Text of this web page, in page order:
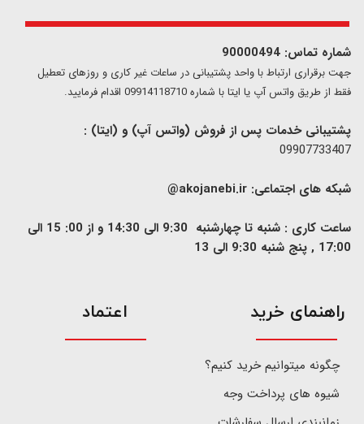
شماره تماس: 90000494
​​جهت برقراری ارتباط با واحد پشتیبانی در ساعات غیر کاری و روزهای تعطیل
فقط از طریق واتس آپ یا ایتا با شماره 09914118710 اقدام فرمایید.
پشتیبانی خدمات پس از فروش (واتس آپ) و (ایتا) :
09907733407
شبکه های اجتماعی: akojanebi.ir@
ساعت کاری : شنبه تا چهارشنبه 9:30 الی 14:30 و از 00: 15 الی
17:00 , پنج شنبه 9:30 الی 13
​راهنمای خرید
چگونه میتوانیم خرید کنیم؟
شیوه های پرداخت وجه
اعتماد